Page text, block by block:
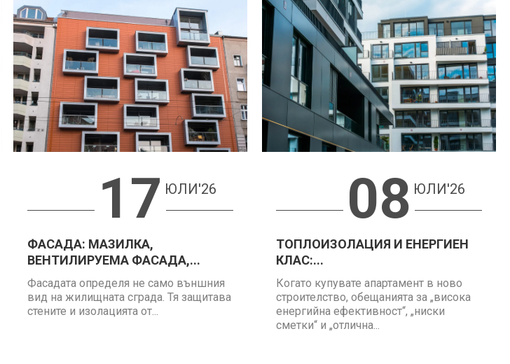
17 ЮЛИ'26
ФАСАДА: МАЗИЛКА,
ВЕНТИЛИРУЕМА ФАСАДА,...
Фасадата определя не само външния
вид на жилищната сграда. Тя защитава
стените и изолацията от...
08 ЮЛИ'26
ТОПЛОИЗОЛАЦИЯ И ЕНЕРГИЕН
КЛАС:...
Когато купувате апартамент в ново
строителство, обещанията за „висока
енергийна ефективност“, „ниски
сметки“ и „отлична...